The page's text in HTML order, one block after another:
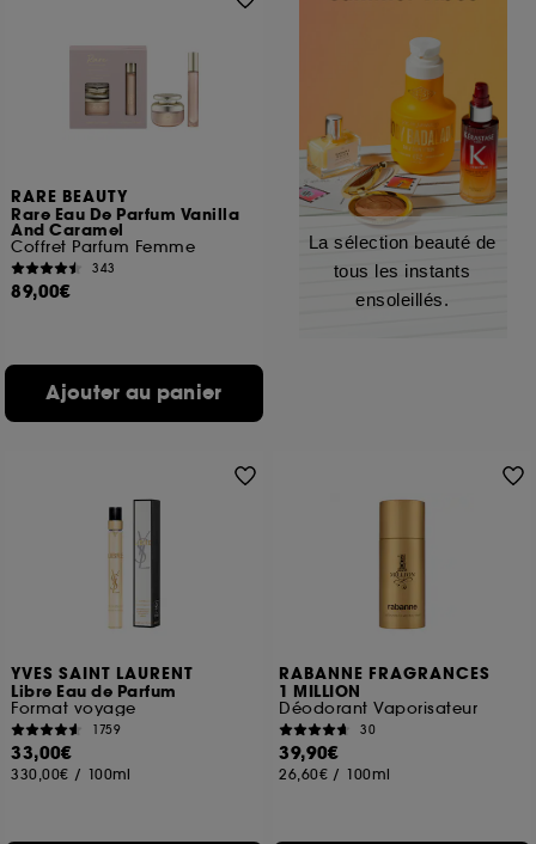
RARE BEAUTY
Rare Eau De Parfum Vanilla
And Caramel
Coffret Parfum Femme
343
89,00€
Ajouter au panier
La sélection beauté de
tous les instants
ensoleillés.
YVES SAINT LAURENT
Libre Eau de Parfum
Format voyage
1759
33,00€
330,00€ / 100ml
RABANNE FRAGRANCES
1 MILLION
Déodorant Vaporisateur
30
39,90€
26,60€ / 100ml